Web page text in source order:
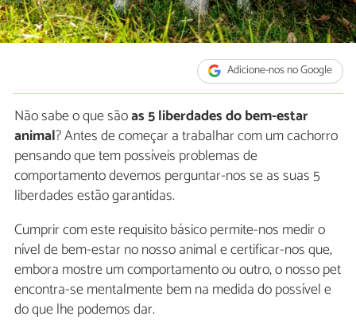
Adicione-nos no Google
Não sabe o que sãoas 5 liberdades do bem-estar
animal? Antes de começar a trabalhar com um cachorro
pensando que tem possíveis problemas de
comportamento devemos perguntar-nos se as suas 5
liberdades estão garantidas.
Cumprir com este requisito básico permite-nos medir o
nível de bem-estar no nosso animal e certificar-nos que,
embora mostre um comportamento ou outro, o nosso pet
encontra-se mentalmente bem na medida do possível e
do que lhe podemos dar.